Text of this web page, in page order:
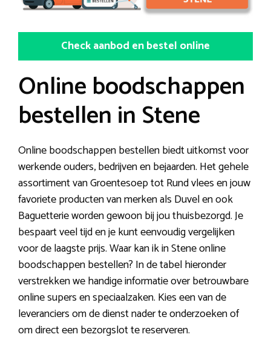
Check aanbod en bestel online
Online boodschappen
bestellen in Stene
Online boodschappen bestellen biedt uitkomst voor
werkende ouders, bedrijven en bejaarden. Het gehele
assortiment van Groentesoep tot Rund vlees en jouw
favoriete producten van merken als Duvel en ook
Baguetterie worden gewoon bij jou thuisbezorgd. Je
bespaart veel tijd en je kunt eenvoudig vergelijken
voor de laagste prijs. Waar kan ik in Stene online
boodschappen bestellen? In de tabel hieronder
verstrekken we handige informatie over betrouwbare
online supers en speciaalzaken. Kies een van de
leveranciers om de dienst nader te onderzoeken of
om direct een bezorgslot te reserveren.